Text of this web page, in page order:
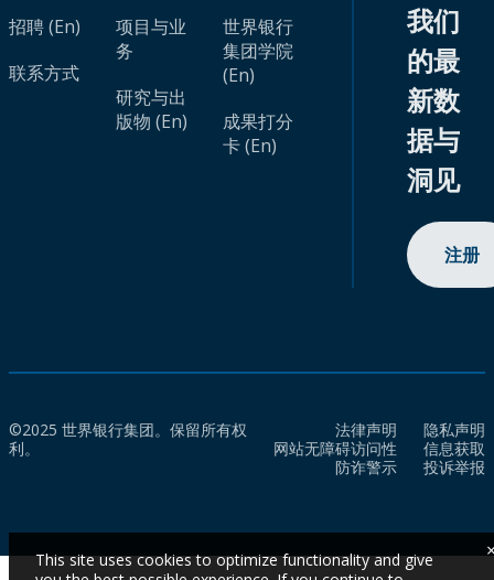
招聘 (En)
联系方式
项目与业
务
研究与出
版物 (En)
世界银行
集团学院
(En)
成果打分
卡 (En)
我们
的最
新数
据与
洞见
注册
©2025 世界银行集团。保留所有权
利。
法律声明
隐私声明
网站无障碍访问性
信息获取
防诈警示
投诉举报
This site uses cookies to optimize functionality and give